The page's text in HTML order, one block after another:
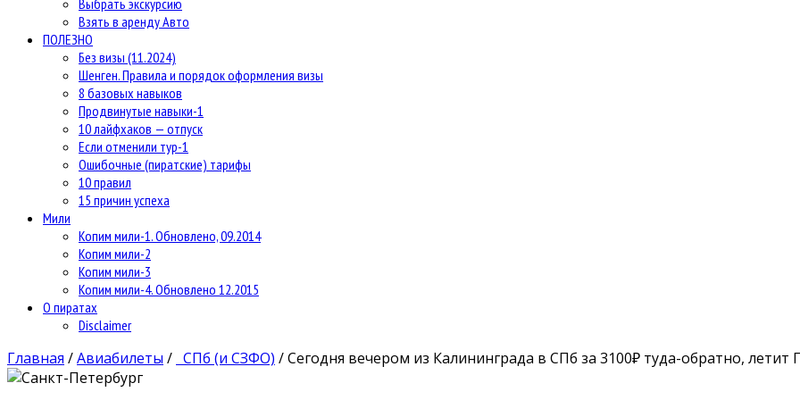
Взять в аренду Авто
ПОЛЕЗНО
Без визы (11.2024)
Шенген. Правила и порядок оформления визы
8 базовых навыков
Продвинутые навыки-1
10 лайфхаков — отпуск
Если отменили тур-1
Ошибочные (пиратские) тарифы
10 правил
15 причин успеха
Мили
Копим мили-1. Обновлено, 09.2014
Копим мили-2
Копим мили-3
Копим мили-4. Обновлено 12.2015
О пиратах
Disclaimer
Главная /Авиабилеты / СПб (и СЗФО) /Сегодня вечером из Калининграда в СПб за 3100₽ туда-обратно, летит